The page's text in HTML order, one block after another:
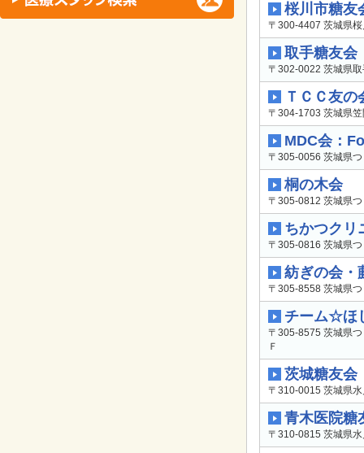
桜川市糖友
〒300-4407 茨城県
取手糖友会
〒302-0022 茨城県
ＴＣＣ友の
〒304-1703 茨城県
MDC会：
〒305-0056 茨城県
桐の木会
〒305-0812 茨城県
ちかつク
〒305-0816 茨城県
紡ぎの会・
〒305-8558 茨城県
チーム☆ほ
〒305-8575 茨城県
Ｆ
茨城糖友会
〒310-0015 茨城県
青木医院糖
〒310-0815 茨城県